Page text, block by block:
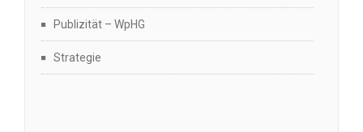
Publizität – WpHG
Strategie